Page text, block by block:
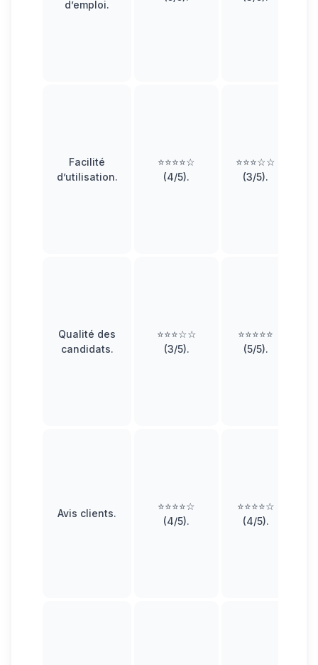
d’emploi.
Facilité
d’utilisation.
⭐⭐⭐⭐☆
(4/5).
⭐⭐⭐☆☆
(3/5).
Qualité des
candidats.
⭐⭐⭐☆☆
(3/5).
⭐⭐⭐⭐⭐
(5/5).
Avis clients.
⭐⭐⭐⭐☆
(4/5).
⭐⭐⭐⭐☆
(4/5).